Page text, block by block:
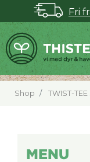
Fri
Shop TWIST-
MENU